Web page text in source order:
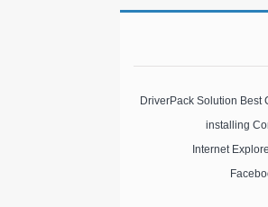
DriverPack Solution Best
installing
Internet